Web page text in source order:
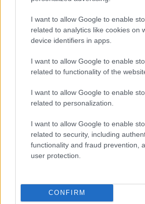
I want to allow Google to enable
related to analytics like cookies on
device identifiers in apps.
I want to allow Google to enable
related to functionality of the
I want to allow Google to enable
related to personalization.
I want to allow Google to enable
related to security, including
functionality and fraud prevention,
user protection.
CONFIRM
το «Πότε θα κάνει ξαστεριά»
συνθήματα κατά των ΗΠΑ
ιμπεριαλισμού.
Τα σχολιά σας δημοσιεύονται άμεσα με
ΕΘΝΟΣ θα παρεμβαίνει και τα προσβλητικά